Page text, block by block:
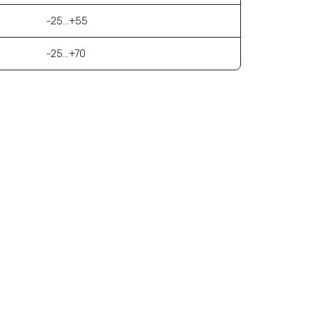
-25…+55
-25…+70